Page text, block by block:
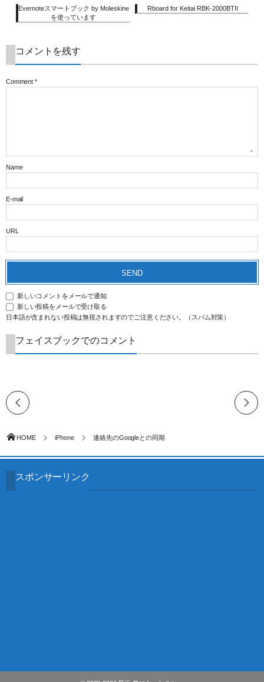
Evernoteスマートブック by Moleskine
を使っています
Rboard for Keitai RBK-2000BTII
コメントを残す
Comment *
Name
E-mail
URL
新しいコメントをメールで通知
新しい投稿をメールで受け取る
日本語が含まれない投稿は無視されますのでご注意ください。（スパム対策）
フェイスブックでのコメント
HOME iPhone 連絡先のGoogleとの同期
スポンサーリンク